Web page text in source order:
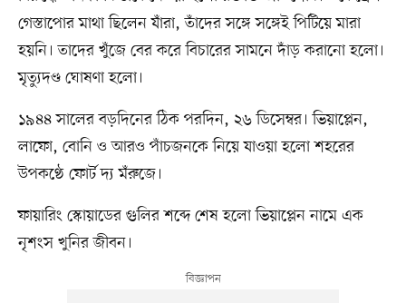
গেস্তাপোর মাথা ছিলেন যাঁরা, তাঁদের সঙ্গে সঙ্গেই পিটিয়ে মারা
হয়নি। তাদের খুঁজে বের করে বিচারের সামনে দাঁড় করানো হলো।
মৃত্যুদণ্ড ঘোষণা হলো।
১৯৪৪ সালের বড়দিনের ঠিক পরদিন, ২৬ ডিসেম্বর। ভিয়াপ্লেন,
লাফো, বোনি ও আরও পাঁচজনকে নিয়ে যাওয়া হলো শহরের
উপকণ্ঠে ফোর্ট দ্য মঁরুজে।
ফায়ারিং স্কোয়াডের গুলির শব্দে শেষ হলো ভিয়াপ্লেন নামে এক
নৃশংস খুনির জীবন।